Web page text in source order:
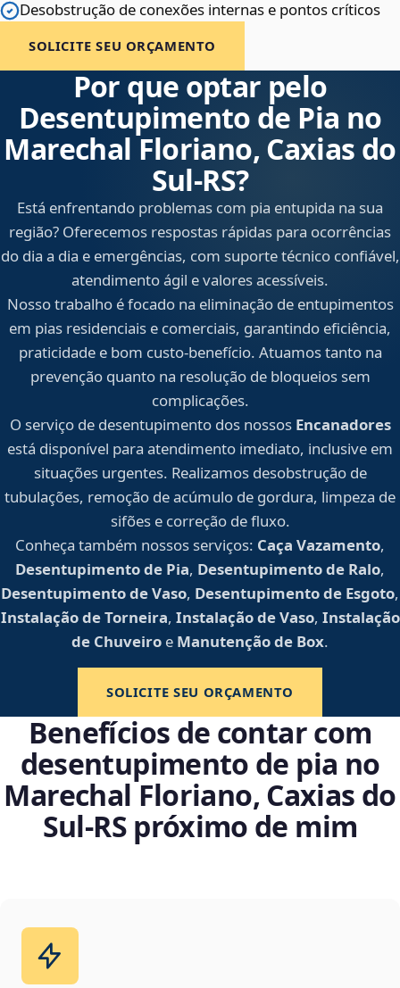
Desobstrução de conexões internas e pontos críticos
SOLICITE SEU ORÇAMENTO
Por que optar pelo
Desentupimento de Pia no
Marechal Floriano, Caxias do
Sul‑RS?
Está enfrentando problemas com pia entupida na sua
região? Oferecemos respostas rápidas para ocorrências
do dia a dia e emergências, com suporte técnico confiável,
atendimento ágil e valores acessíveis.
Nosso trabalho é focado na eliminação de entupimentos
em pias residenciais e comerciais, garantindo eficiência,
praticidade e bom custo-benefício. Atuamos tanto na
prevenção quanto na resolução de bloqueios sem
complicações.
O serviço de desentupimento dos nossos Encanadores
está disponível para atendimento imediato, inclusive em
situações urgentes. Realizamos desobstrução de
tubulações, remoção de acúmulo de gordura, limpeza de
sifões e correção de fluxo.
Conheça também nossos serviços: Caça Vazamento,
Desentupimento de Pia, Desentupimento de Ralo,
Desentupimento de Vaso, Desentupimento de Esgoto,
Instalação de Torneira, Instalação de Vaso, Instalação
de Chuveiro e Manutenção de Box.
SOLICITE SEU ORÇAMENTO
Benefícios de contar com
desentupimento de pia no
Marechal Floriano, Caxias do
Sul‑RS próximo de mim